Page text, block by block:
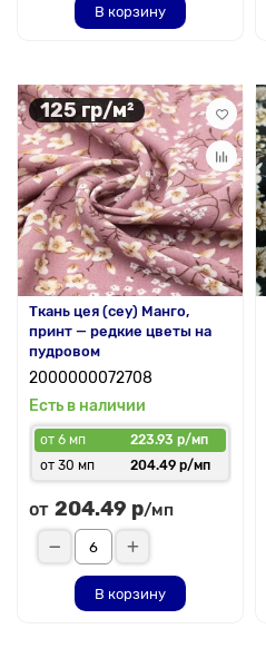
В корзину
125 гр/м²
Ткань цея (cey) Манго,
принт — редкие цветы на
пудровом
2000000072708
Есть в наличии
от 6 мп
223.93 р/мп
от 30 мп
204.49 р/мп
от 204.49 р/мп
В корзину